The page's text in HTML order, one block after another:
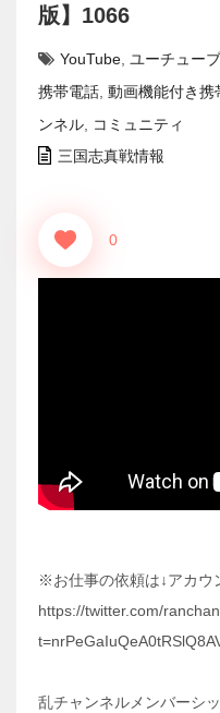
版】1066
YouTube ユーチューブ
携帯電話 動画機能付き携
ンネル
コミュニティ
三国志真戦情報
0
※お仕事の依頼は↓アカ
https://twitter.com/
乱チャンネルメンバーシ